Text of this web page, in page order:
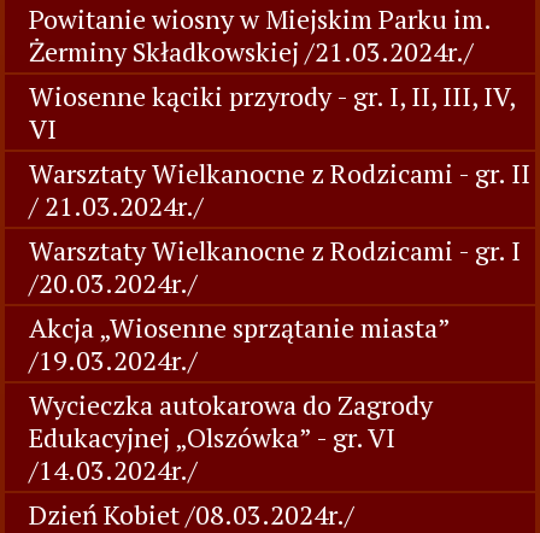
Powitanie wiosny w Miejskim Parku im.
Żerminy Składkowskiej /21.03.2024r./
Wiosenne kąciki przyrody - gr. I, II, III, IV,
VI
Warsztaty Wielkanocne z Rodzicami - gr. II
/ 21.03.2024r./
Warsztaty Wielkanocne z Rodzicami - gr. I
/20.03.2024r./
Akcja „Wiosenne sprzątanie miasta”
/19.03.2024r./
Wycieczka autokarowa do Zagrody
Edukacyjnej „Olszówka” - gr. VI
/14.03.2024r./
Dzień Kobiet /08.03.2024r./